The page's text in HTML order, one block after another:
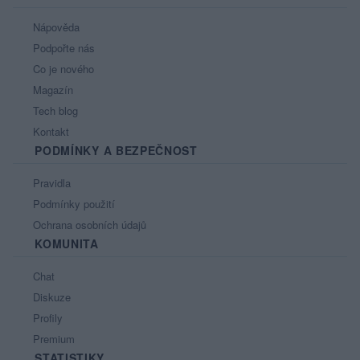
Nápověda
Podpořte nás
Co je nového
Magazín
Tech blog
Kontakt
PODMÍNKY A BEZPEČNOST
Pravidla
Podmínky použití
Ochrana osobních údajů
KOMUNITA
Chat
Diskuze
Profily
Premium